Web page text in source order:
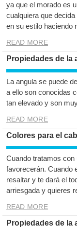
ya que el morado es
cualquiera que
en su estilo haciendo
READ MORE
Propiedades de la
La angula se puede
a ello son conocidas
tan elevado y son
READ MORE
Colores para el
Cuando tratamos con
favorecerán. Cuando
resaltar y te dará el
arriesgada y quieres
READ MORE
Propiedades de la